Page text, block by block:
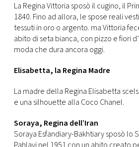
La Regina Vittoria sposò il cugino, il
1840. Fino ad allora, le spose reali
tessuti in oro o argento. ma Vittoria
abito di seta bianca, con pizzo e fiori
moda che dura ancora oggi.
Elisabetta, la Regina Madre
La madre della Regina Elisabetta
e una silhouette alla Coco Chanel.
Soraya, Regina dell’Iran
Soraya Esfandiary-Bakhtiary sposò lo